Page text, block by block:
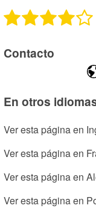
Contacto
En otros
Ver esta página en
Ver esta página en
Ver esta página en
Ver esta página en